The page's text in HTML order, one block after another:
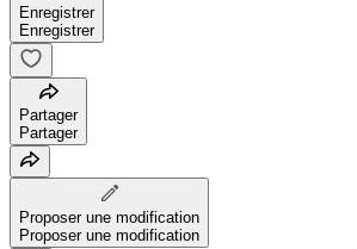
Enregistrer
Enregistrer
Partager
Partager
Proposer une modification
Proposer une modification